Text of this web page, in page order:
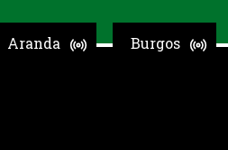
Burgos
Aranda